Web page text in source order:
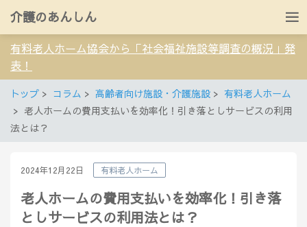
介護のあんしん
有料老人ホーム協会から「社会福祉施設等調査の概況」発
表！
トップ コラム 高齢者向け施設・介護施設
有料老人ホーム
老人ホームの費用支払いを効率化！引き落としサービスの利用
法とは？
2024年12月22日 有料老人ホーム
老人ホームの費用支払いを効率化！引き落
としサービスの利用法とは？